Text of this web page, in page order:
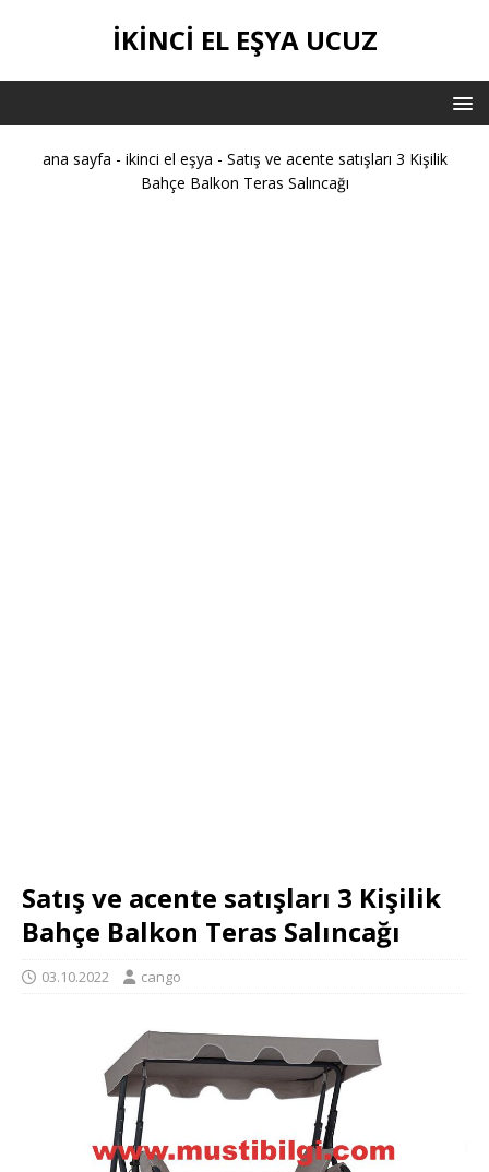
IKINCI EL EŞYA UCUZ
ana sayfa - ikinci el eşya - Satış ve acente satışları 3 Kişilik
Bahçe Balkon Teras Salıncağı
Satış ve acente satışları 3 Kişilik
Bahçe Balkon Teras Salıncağı
03.10.2022 cango